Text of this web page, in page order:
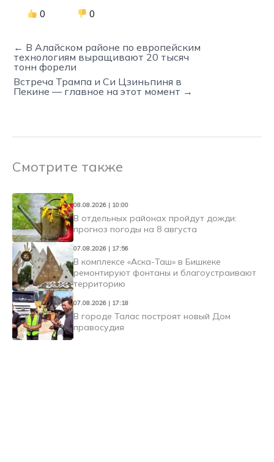
0 0
← В Алайском районе по европейским
технологиям выращивают 20 тысяч
тонн форели
Встреча Трампа и Си Цзиньпиня в
Пекине — главное на этот момент →
Смотрите также
08.08.2026 | 10:00
В отдельных районах пройдут дожди:
прогноз погоды на 8 августа
07.08.2026 | 17:56
В комплексе «Аска-Таш» в Бишкеке
ремонтируют фонтаны и благоустраивают
территорию
07.08.2026 | 17:18
В городе Талас построят новый Дом
правосудия